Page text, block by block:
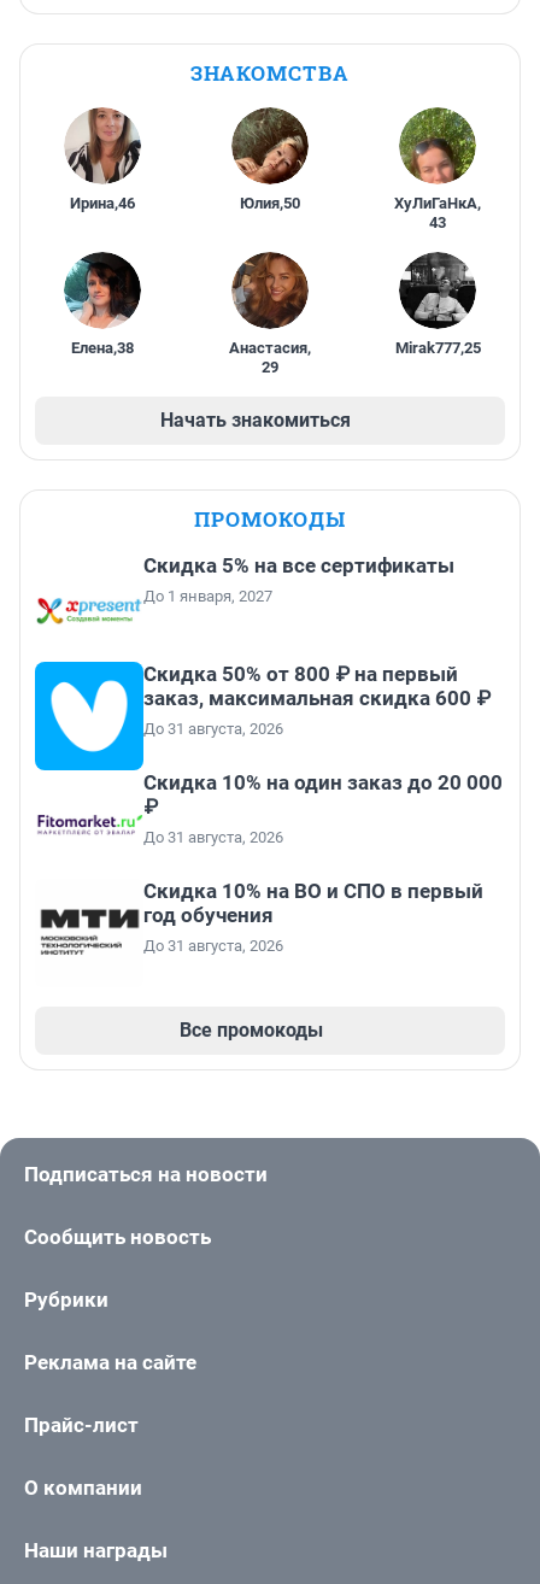
ЗНАКОМСТВА
Ирина,46 Юлия,50 ХуЛиГаНкА,
43
Елена,38 Анастасия,
29
Mirak777,25
Начать знакомиться
ПРОМОКОДЫ
Скидка 5% на все сертификаты
До 1 января, 2027
Скидка 50% от 800 ₽ на первый
заказ, максимальная скидка 600 ₽
До 31 августа, 2026
Скидка 10% на один заказ до 20 000
₽
До 31 августа, 2026
Скидка 10% на ВО и СПО в первый
год обучения
До 31 августа, 2026
Все промокоды
Подписаться на новости
Сообщить новость
Рубрики
Реклама на сайте
Прайс-лист
О компании
Наши награды